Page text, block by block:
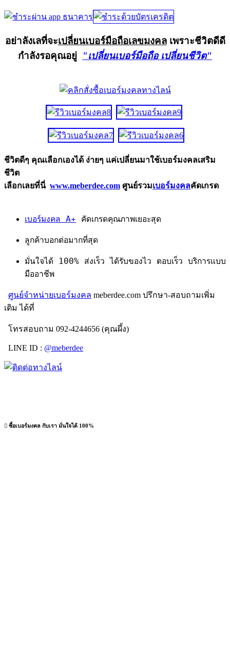
อย่าลังเลที่จะเปลี่ยนเบอร์มือถือเลขมงคลเพราะชีวิตดีดี
กำลังรอคุณอยู่
"เปลี่ยนเบอร์มือถือ เปลี่ยนชีวิต"
ชีวิตดีๆ คุณเลือกเองได้ ง่ายๆ แค่เปลี่ยนมาใช้เบอร์มงคลเสริม
ชีวิต
เลือกเลยที่นี่ www.meberdee.com ศูนย์รวมเบอร์มงคลคัดเกรด
เบอร์มงคล A+ คัดเกรดคุณภาพเยอะสุด
ลูกค้าบอกต่อมากที่สุด
มั่นใจได้ 100% ส่งเร็ว ได้รับของไว ตอบเร็ว บริการแบบ
มืออาชีพ
ศูนย์จำหน่ายเบอร์มงคล meberdee.com ปรึกษา-สอบถามเพิ่ม
เติม ได้ที่
โทรสอบถาม 092-4244656 (คุณผึ้ง)
LINE ID : @meberdee
ซื้อเบอร์มงคล กับเรา มั่นใจได้ 100%